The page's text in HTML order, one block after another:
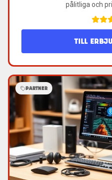
pålitliga och
TILL
PARTNER